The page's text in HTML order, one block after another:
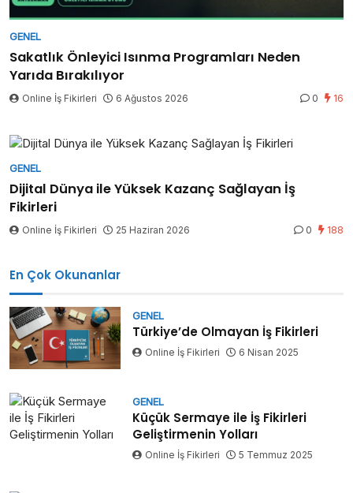
GENEL
Sakatlık Önleyici Isınma Programları Neden
Yarıda Bırakılıyor
Online İş Fikirleri 6 Ağustos 2026 0 16
GENEL
Dijital Dünya ile Yüksek Kazanç Sağlayan İş
Fikirleri
Online İş Fikirleri 25 Haziran 2026 0 188
En Çok Okunanlar
GENEL
Türkiye’de Olmayan İş Fikirleri
Online İş Fikirleri 6 Nisan 2025
GENEL
Küçük Sermaye ile İş Fikirleri
Geliştirmenin Yolları
Online İş Fikirleri 5 Temmuz 2025